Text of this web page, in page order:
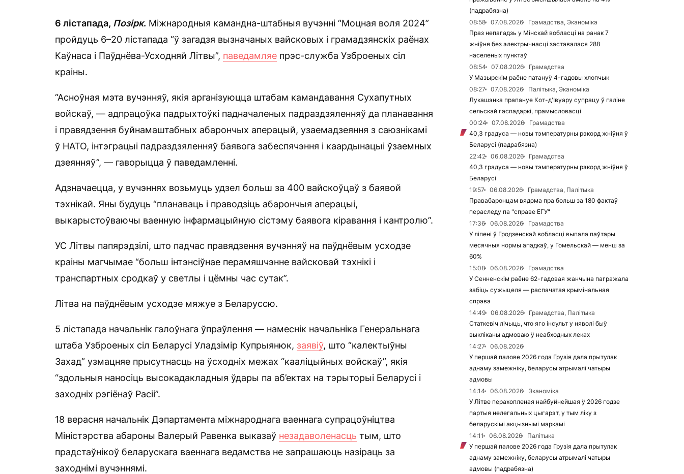
6 лістапада, Позірк. Міжнародныя камандна-штабныя вучэнні “Моцная воля 2024”
пройдуць 6–20 лістапада “ў загадзя вызначаных вайсковых і грамадзянскіх раёнах
Каўнаса і Паўднёва-Усходняй Літвы”, паведамляе прэс-служба Узброеных сіл
краіны.
“Асноўная мэта вучэнняў, якія арганізуюцца штабам камандавання Сухапутных
войскаў, — адпрацоўка падрыхтоўкі падначаленых падраздзяленняў да планавання
і правядзення буйнамаштабных абарончых аперацый, узаемадзеяння з саюзнікамі
ў НАТО, інтэграцыі падраздзяленняў баявога забеспячэння і каардынацыі ўзаемных
дзеянняў”, — гаворыцца ў паведамленні.
Адзначаецца, у вучэннях возьмуць удзел больш за 400 вайскоўцаў з баявой
тэхнікай. Яны будуць “планаваць і праводзіць абарончыя аперацыі,
выкарыстоўваючы ваенную інфармацыйную сістэму баявога кіравання і кантролю”.
УС Літвы папярэдзілі, што падчас правядзення вучэнняў на паўднёвым усходзе
краіны магчымае “больш інтэнсіўнае перамяшчэнне вайсковай тэхнікі і
транспартных сродкаў у светлы і цёмны час сутак”.
Літва на паўднёвым усходзе мяжуе з Беларуссю.
5 лістапада начальнік галоўнага ўпраўлення — намеснік начальніка Генеральнага
штаба Узброеных сіл Беларусі Уладзімір Купрыянюк, заявіў, што “калектыўны
Захад” узмацняе прысутнасць на ўсходніх межах “кааліцыйных войскаў”, якія
“здольныя наносіць высокадакладныя ўдары па аб’ектах на тэрыторыі Беларусі і
заходніх рэгіёнаў Расіі”.
18 верасня начальнік Дэпартамента міжнароднага ваеннага супрацоўніцтва
Міністэрства абароны Валерый Равенка выказаў незадаволенасць тым, што
прадстаўнікоў беларускага ваеннага ведамства не запрашаюць назіраць за
заходнімі вучэннямі.
(падрабязна)
08:58
07.08.2026
Грамадства, Эканоміка
Праз непагадзь у Мінскай вобласці на ранак 7
жніўня без электрычнасці заставалася 288
населеных пунктаў
08:54
07.08.2026
Грамадства
У Мазырскім раёне патануў 4-гадовы хлопчык
08:27
07.08.2026
Палітыка, Эканоміка
Лукашэнка прапануе Кот-д'Івуару супрацу ў галіне
сельскай гаспадаркі, прамысловасці
00:24
07.08.2026
Грамадства
40,3 градуса — новы тэмпературны рэкорд жніўня ў
Беларусі (падрабязна)
22:42
06.08.2026
Грамадства
40,3 градуса — новы тэмпературны рэкорд жніўня ў
Беларусі
19:57
06.08.2026
Грамадства, Палітыка
Правабаронцам вядома пра больш за 180 фактаў
пераследу па "справе ЕГУ"
17:36
06.08.2026
Грамадства
У ліпені ў Гродзенскай вобласці выпала паўтары
месячныя нормы ападкаў, у Гомельскай — менш за
60%
15:08
06.08.2026
Грамадства
У Сенненскім раёне 62-гадовая жанчына пагражала
забіць сужыцеля — распачатая крымінальная
справа
14:49
06.08.2026
Грамадства, Палітыка
Статкевіч лічыць, что яго інсульт у няволі быў
выкліканы адмоваю ў неабходных леках
14:27
06.08.2026
У першай палове 2026 года Грузія дала прытулак
аднаму замежніку, беларусы атрымалі чатыры
адмовы
14:14
06.08.2026
Эканоміка
У Літве перахопленая найбуйнейшая ў 2026 годзе
партыя нелегальных цыгарэт, у тым ліку з
беларускімі акцызнымі маркамі
14:11
06.08.2026
Палітыка
У першай палове 2026 года Грузія дала прытулак
аднаму замежніку, беларусы атрымалі чатыры
адмовы (падрабязна)